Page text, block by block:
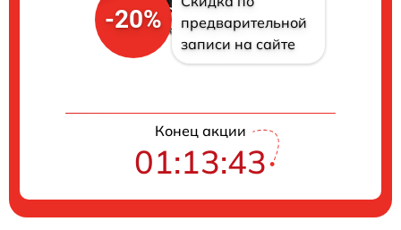
-20%
предварительной
записи на сайте
Конец акции
01:13:42